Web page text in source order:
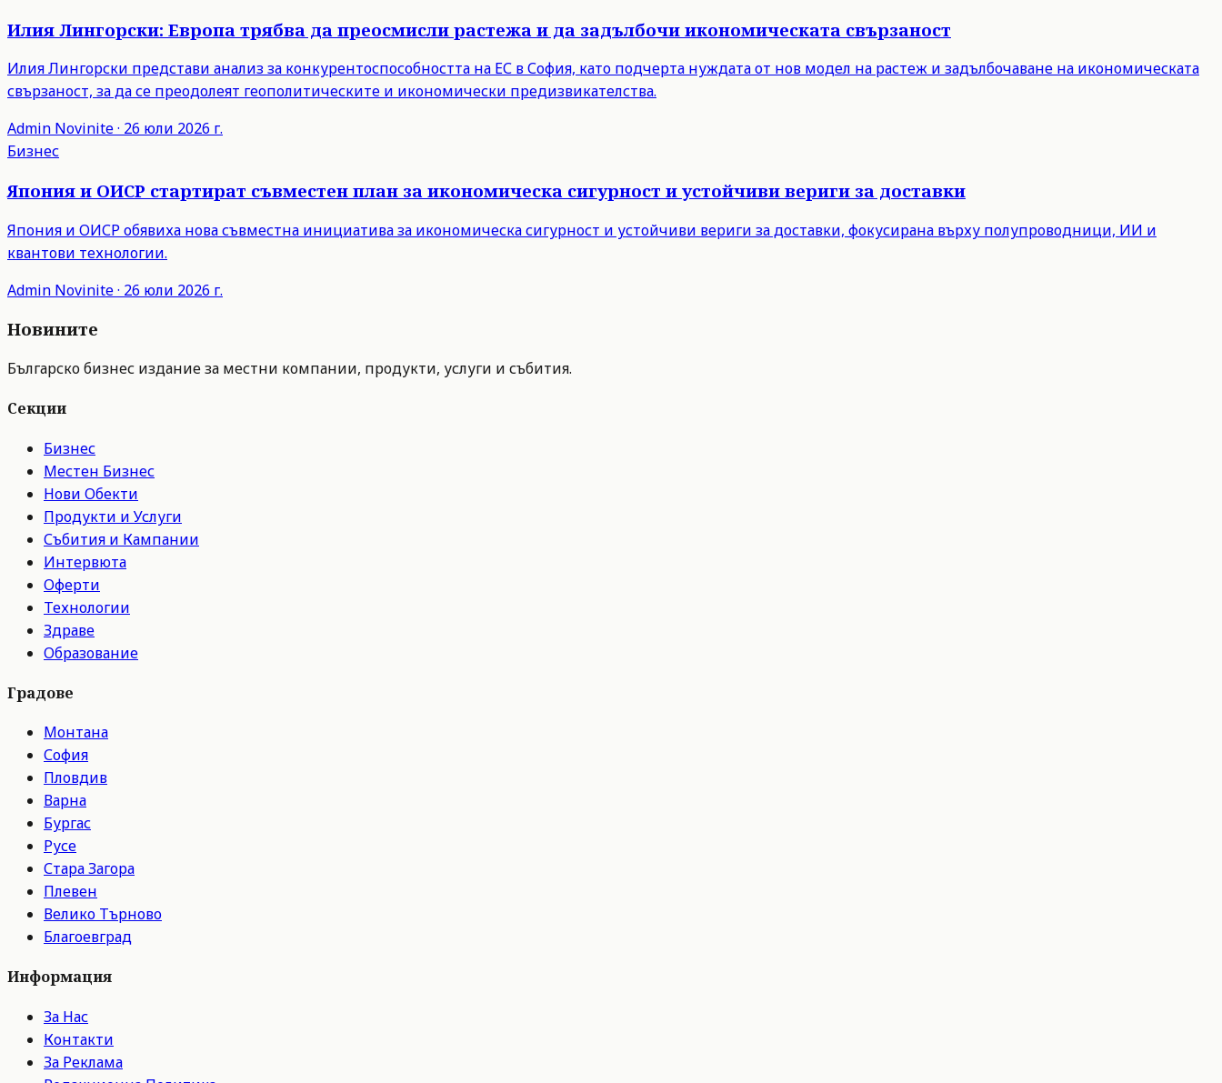
Илия Лингорски: Европа трябва да преосмисли растежа и да задълбочи икономическата свързаност
Илия Лингорски представи анализ за конкурентоспособността на ЕС в София, като подчерта нуждата от нов модел на растеж и задълбочаване на икономическата
свързаност, за да се преодолеят геополитическите и икономически предизвикателства.
Admin Novinite· 26 юли 2026 г.
Бизнес
Япония и ОИСР стартират съвместен план за икономическа сигурност и устойчиви вериги за доставки
Япония и ОИСР обявиха нова съвместна инициатива за икономическа сигурност и устойчиви вериги за доставки, фокусирана върху полупроводници, ИИ и
квантови технологии.
Admin Novinite· 26 юли 2026 г.
Новините
Българско бизнес издание за местни компании, продукти, услуги и събития.
Секции
Бизнес
Местен Бизнес
Нови Обекти
Продукти и Услуги
Събития и Кампании
Интервюта
Оферти
Технологии
Здраве
Образование
Градове
Монтана
София
Пловдив
Варна
Бургас
Русе
Стара Загора
Плевен
Велико Търново
Благоевград
Информация
За Нас
Контакти
За Реклама